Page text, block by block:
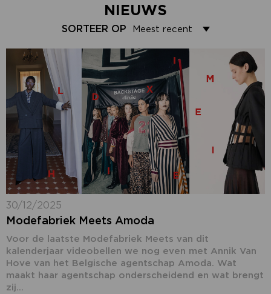
NIEUWS
SORTEER OP
30/12/2025
Modefabriek Meets Amoda
Voor de laatste Modefabriek Meets van dit
kalenderjaar videobellen we nog even met Annik Van
Hove van het Belgische agentschap Amoda. Wat
maakt haar agentschap onderscheidend en wat brengt
zij...